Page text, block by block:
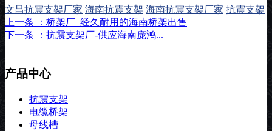
文昌抗震支架厂家 海南抗震支架 海南抗震支架厂家 抗震支架
上一条 ：桥架厂_经久耐用的海南桥架出售
下一条 ：抗震支架厂-供应海南庞鸿...
产品中心
抗震支架
电缆桥架
母线槽